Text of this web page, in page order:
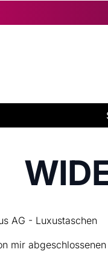
AG - Luxustaschen
mir